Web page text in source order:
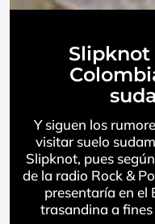
Y siguen los
visitar suelo
Slipknot, pues
de la radio Rock &
presentaría en el
trasandina a fines